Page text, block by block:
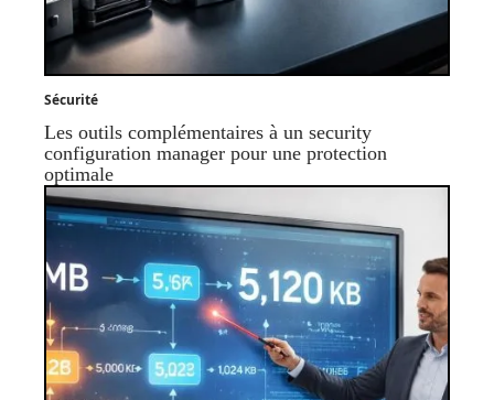
Sécurité
Les outils complémentaires à un security
configuration manager pour une protection
optimale